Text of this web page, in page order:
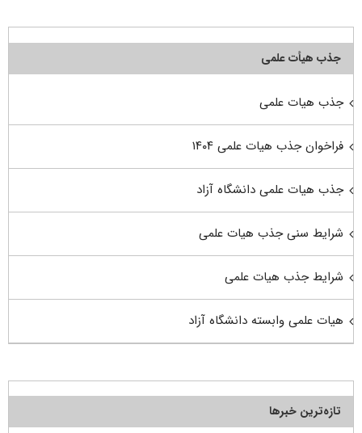
جذب هیأت علمی
جذب هیات علمی
فراخوان جذب هیات علمی ۱۴۰۴
جذب هیات علمی دانشگاه آزاد
شرایط سنی جذب هیات علمی
شرایط جذب هیات علمی
هیات علمی وابسته دانشگاه آزاد
تازه‌ترین خبرها